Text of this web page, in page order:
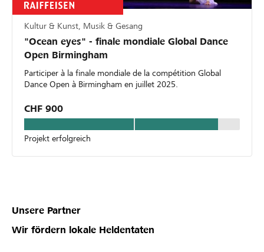
Kultur & Kunst, Musik & Gesang
"Ocean eyes" - finale mondiale Global Dance
Open Birmingham
Participer à la finale mondiale de la compétition Global
Dance Open à Birmingham en juillet 2025.
CHF 900
Projekt erfolgreich
Unsere Partner
Wir fördern lokale Heldentaten